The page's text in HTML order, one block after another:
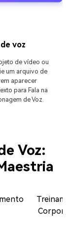
voz
de vídeo ou
um arquivo de
aparecer
para Fala na
de Voz.
Voz: